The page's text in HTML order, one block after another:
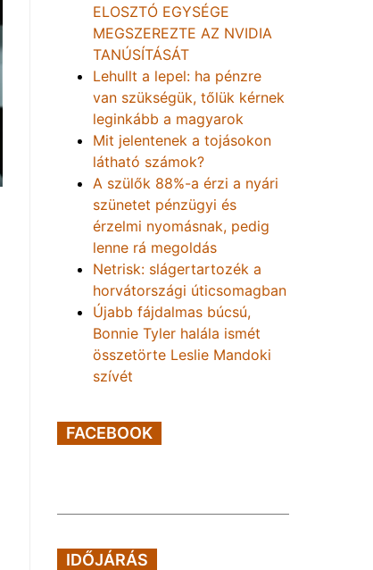
ELOSZTÓ EGYSÉGE
MEGSZEREZTE AZ NVIDIA
TANÚSÍTÁSÁT
Lehullt a lepel: ha pénzre
van szükségük, tőlük kérnek
leginkább a magyarok
Mit jelentenek a tojásokon
látható számok?
A szülők 88%-a érzi a nyári
szünetet pénzügyi és
érzelmi nyomásnak, pedig
lenne rá megoldás
Netrisk: slágertartozék a
horvátországi úticsomagban
Újabb fájdalmas búcsú,
Bonnie Tyler halála ismét
összetörte Leslie Mandoki
szívét
FACEBOOK
IDŐJÁRÁS